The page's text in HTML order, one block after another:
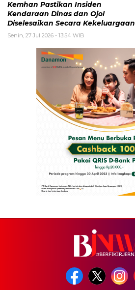
Kemhan Pastikan Insiden
Kendaraan Dinas dan Ojol
Diselesaikan Secara Kekeluargaan
Senin, 27 Jul 2026 - 13:54 WIB